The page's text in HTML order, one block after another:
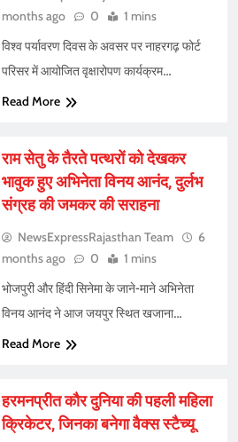
months ago
0 1 mins
विश्व पर्यावरण दिवस के अवसर पर नाहरगढ़ फोर्ट
परिसर में आयोजित वृक्षारोपण कार्यक्रम…
Read More
राम सेतु के तैरते पत्थरों को देखकर
भावुक हुए अभिनेता विनय आनंद, दुर्लभ
संग्रह की जमकर की सराहना
NewsExpressRajasthan Team
6
months ago
0 1 mins
भोजपुरी और हिंदी सिनेमा के जाने-माने अभिनेता
विनय आनंद ने आज जयपुर स्थित खजाना…
Read More
हरमनप्रीत कौर दुनिया की पहली महिला
क्रिकेटर, जिनका बनेगा वैक्स स्टैच्यू